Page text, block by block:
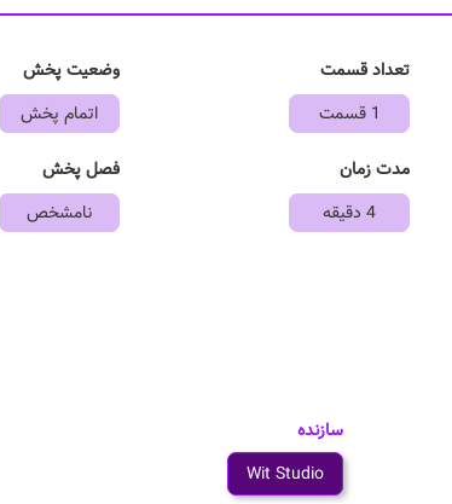
تعداد قسمت
1 قسمت
وضعیت پخش
اتمام پخش
مدت زمان
4 دقیقه
فصل پخش
نامشخص
سازنده
Wit Studio